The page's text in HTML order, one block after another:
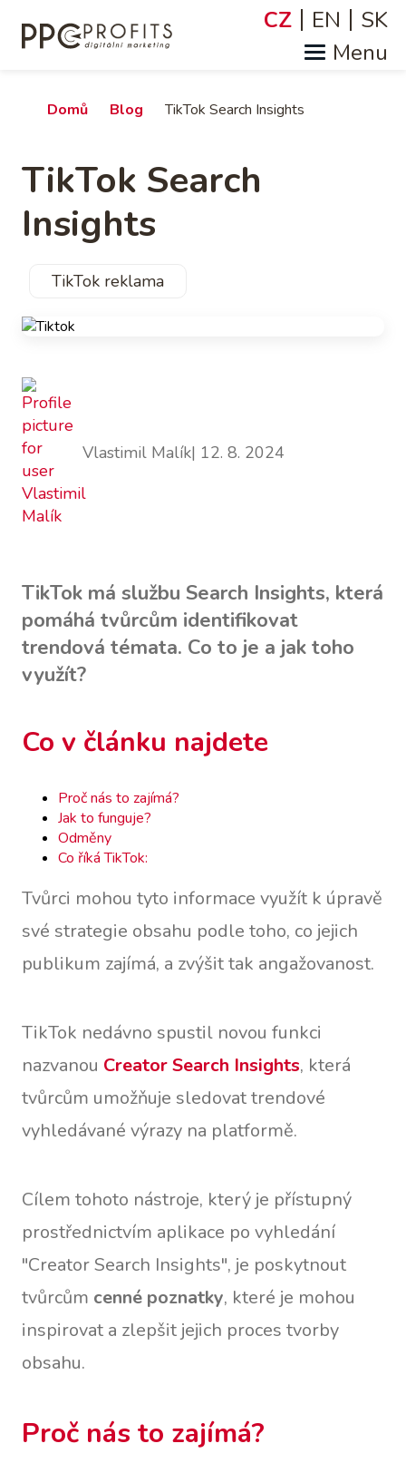
hlavnímu
Jazyky
CZ EN SK
Drobečková
Domů Blog TikTok Search Insights
TikTok Search
Insights
TikTok reklama
Vlastimil Malík| 12. 8. 2024
TikTok má službu Search Insights, která
pomáhá tvůrcům identifikovat
trendová témata. Co to je a jak toho
využít?
Co v článku najdete
Proč nás to zajímá?
Jak to funguje?
Odměny
Co říká TikTok:
Tvůrci mohou tyto informace využít k úpravě
své strategie obsahu podle toho, co jejich
publikum zajímá, a zvýšit tak angažovanost.
TikTok nedávno spustil novou funkci
nazvanou Creator Search Insights, která
tvůrcům umožňuje sledovat trendové
vyhledávané výrazy na platformě.
Cílem tohoto nástroje, který je přístupný
prostřednictvím aplikace po vyhledání
"Creator Search Insights", je poskytnout
tvůrcům cenné poznatky, které je mohou
inspirovat a zlepšit jejich proces tvorby
obsahu.
Proč nás to zajímá?